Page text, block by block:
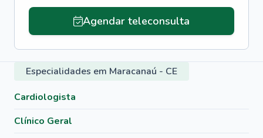
Agendar teleconsulta
Especialidades em Maracanaú - CE
Cardiologista
Clínico Geral